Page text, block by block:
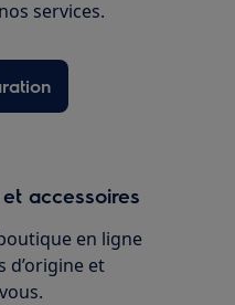
services.
accessoires
en ligne
d’origine et